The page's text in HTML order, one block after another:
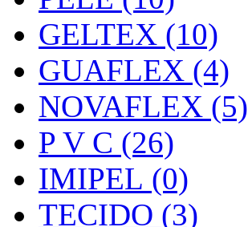
GELTEX (10)
GUAFLEX (4)
NOVAFLEX (5)
P V C (26)
IMIPEL (0)
TECIDO (3)